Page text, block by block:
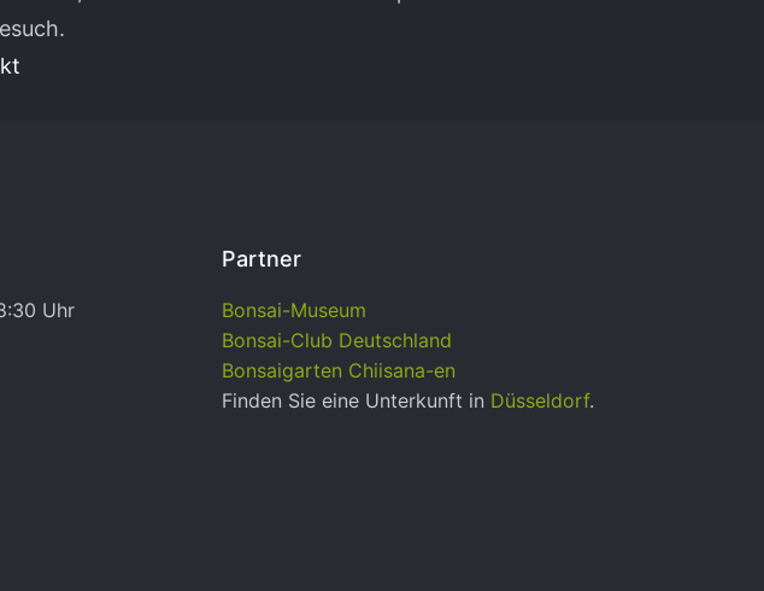
Uhr
Partner
Bonsai-Museum
Bonsai-Club Deutschland
Bonsaigarten Chiisana-en
Finden Sie eine Unterkunft in Düsseldorf.